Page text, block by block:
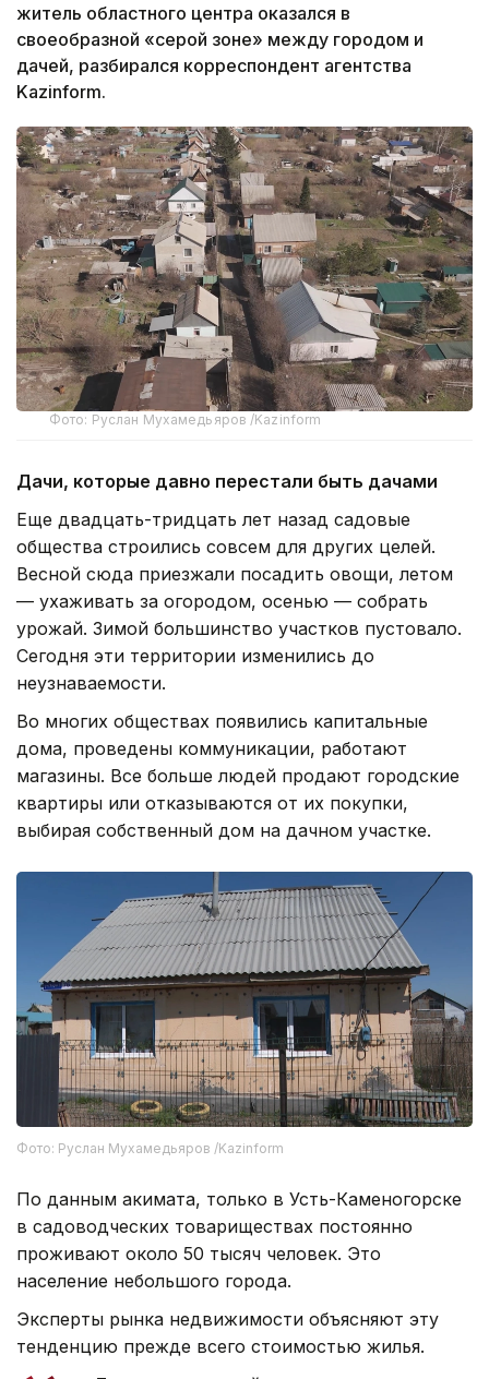
житель областного центра оказался в
своеобразной «серой зоне» между городом и
дачей, разбирался корреспондент агентства
Kazinform.
Фото: Руслан Мухамедьяров /Kazinform
Дачи, которые давно перестали быть дачами
Еще двадцать-тридцать лет назад садовые
общества строились совсем для других целей.
Весной сюда приезжали посадить овощи, летом
— ухаживать за огородом, осенью — собрать
урожай. Зимой большинство участков пустовало.
Сегодня эти территории изменились до
неузнаваемости.
Во многих обществах появились капитальные
дома, проведены коммуникации, работают
магазины. Все больше людей продают городские
квартиры или отказываются от их покупки,
выбирая собственный дом на дачном участке.
Фото: Руслан Мухамедьяров /Kazinform
По данным акимата, только в Усть-Каменогорске
в садоводческих товариществах постоянно
проживают около 50 тысяч человек. Это
население небольшого города.
Эксперты рынка недвижимости объясняют эту
тенденцию прежде всего стоимостью жилья.